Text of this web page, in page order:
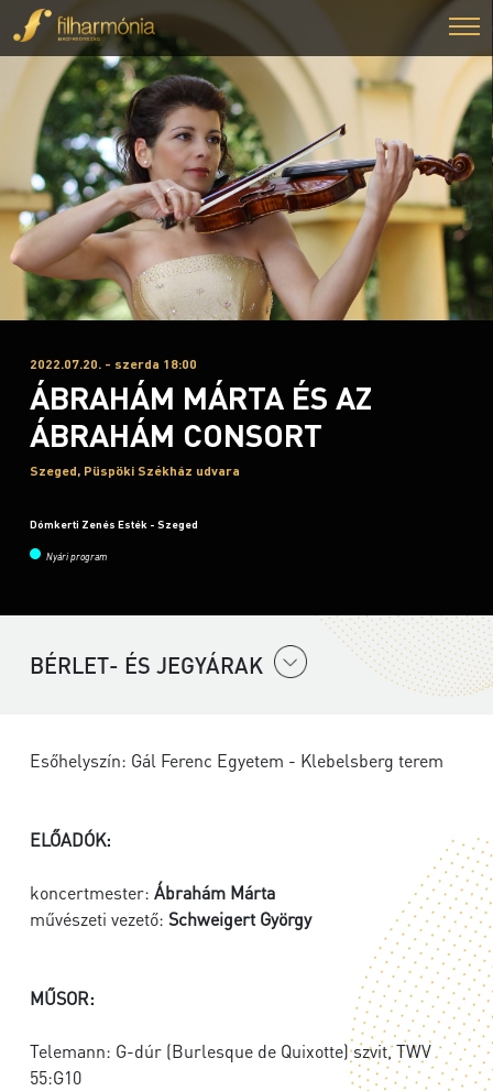
2022.07.20. - szerda 18:00
ÁBRAHÁM MÁRTA ÉS AZ
ÁBRAHÁM CONSORT
Szeged, Püspöki Székház udvara
Dómkerti Zenés Esték - Szeged
Nyári program
BÉRLET- ÉS JEGYÁRAK
Esőhelyszín: Gál Ferenc Egyetem - Klebelsberg terem
ELŐADÓK:
koncertmester: Ábrahám Márta
művészeti vezető: Schweigert György
MŰSOR:
Telemann: G-dúr (Burlesque de Quixotte) szvit, TWV
55:G10